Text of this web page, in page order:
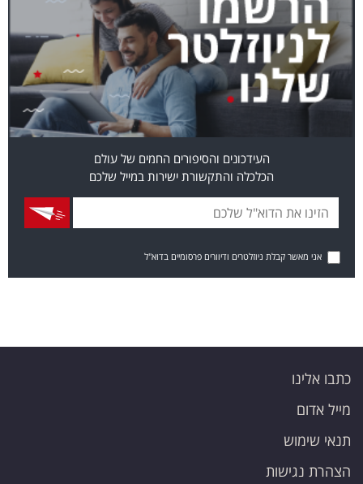
העידכונים והסיפורים החמים של עולם
הכלכלה והתקשורת ישירות במייל שלכם
אני מאשר קבלת ניוזלטרים ודיוורים פרסומיים בדוא"ל
כתבו אלינו
מייל אדום
תנאי שימוש
הצהרת נגישות